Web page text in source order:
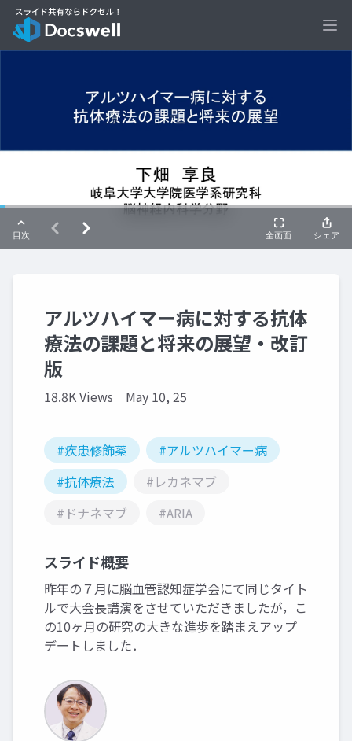
アルツハイマー病に対する抗体
療法の課題と将来の展望・改訂
版
18.8K Views May 10, 25
#疾患修飾薬
#アルツハイマー病
#抗体療法
#レカネマブ
#ドナネマブ
#ARIA
スライド概要
昨年の７月に脳血管認知症学会にて同じタイト
ルで大会長講演をさせていただきましたが，こ
の10ヶ月の研究の大きな進歩を踏まえアップ
デートしました．